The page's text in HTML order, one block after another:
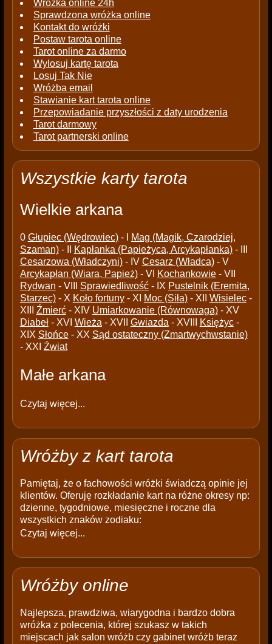
Wróżka online 24h
Sprawdzona wróżka online
Kontakt do wróżki
Postaw tarota online
Tarot online za darmo
Wylosuj kartę tarota
Losuj Tak Nie
Wróżba email
Stawianie kart tarota online
Przepowiadanie przyszłości z daty urodzenia
Tarot darmowy
Tarot partnerski online
Wszystkie karty tarota
Wielkie arkana
0 Głupiec (Wędrowiec)- I
Mag (Magik, Czarodziej,
Szaman)- II Kapłanka (Papieżyca, Arcykapłanka)- III
Cesarzowa (Władczyni)- IV Cesarz (Władca)- V
Arcykapłan (Wiara, Papież)- VI Kochankowie- VII
Rydwan - VIII Sprawiedliwość- IX Pustelnik (Eremita,
Starzec)- X Koło fortuny- XI Moc (Siła)- XII Wisielec-
XIII Źmierć- XIV Umiarkowanie (Równowaga)- XV
Diabeł- XVI Wieża - XVII Gwiazda - XVIII Księżyc-
XIX Słońce- XX Sąd ostateczny (Zmartwychwstanie)
- XXI Źwiat
Małe arkana
Czytaj więcej...
Wróżby z kart tarota
Pamiętaj, że o fachowości wróżki świadczą opinie jej
klientów. Oferuję rozkładanie kart na różne okresy np:
dzienne, tygodniowe, miesięczne i roczne dla
wszystkich znaków zodiaku:
Czytaj więcej...
Wróżby online
Najlepsza, prawdziwa, wiarygodna i bardzo dobra
wróżka z polecenia, której szukasz w takich
miejscach jak salon wróżb czy gabinet wróżb teraz